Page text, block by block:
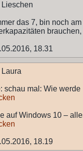
das 7, bin noch
18.31
schau mal: Wie
auf Windows 10 –
18.19